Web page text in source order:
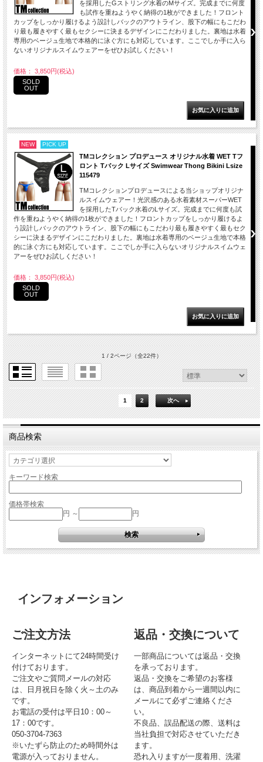
を採用したGストリング水着のMサイズ。完成までに何度
も試作を重ねようやく納得の1枚ができました！フロント
カップをしっかり履けるよう設計しバックのアウトライン、股下の幅にもこだわ
り最も履きやすく最もセクシーに決まるデザインにこだわりました。裏地は水着
専用のベージュ生地で本格的に泳ぐ方にも対応しています。ここでしか手に入ら
ないオリジナルスイムウェアーをぜひお試しください！
価格： 3,850円(税込)
SOLD
OUT
NEW PICK UP
TMコレクション プロデュース オリジナル水着 WET Tフ
ロント Tバック Lサイズ Swimwear Thong Bikini Lsize
115479
TMコレクションプロデュースによる当ショップオリジナ
ルスイムウェアー！光沢感のある水着素材スーパーWET
を採用したTバック水着のLサイズ。完成までに何度も試
作を重ねようやく納得の1枚ができました！フロントカップをしっかり履けるよ
う設計しバックのアウトライン、股下の幅にもこだわり最も履きやすく最もセク
シーに決まるデザインにこだわりました。裏地は水着専用のベージュ生地で本格
的に泳ぐ方にも対応しています。ここでしか手に入らないオリジナルスイムウェ
アーをぜひお試しください！
価格： 3,850円(税込)
SOLD
OUT
1 / 2ページ（全22件）
1 2 次へ
商品検索
キーワード検索
価格帯検索
円 ～
円
インフォメーション
ご注文方法
インターネットにて24時間受け
付けております。
ご注文やご質問メールの対応
は、日月祝日を除く火～土のみ
です。
お電話の受付は平日10：00～
17：00です。
050-3704-7363
※いたずら防止のため時間外は
電源が入っておりません。
返品・交換について
一部商品については返品・交換
を承っております。
返品・交換をご希望のお客様
は、商品到着から一週間以内に
メールにて必ずご連絡くださ
い。
不良品、誤品配送の際、送料は
当社負担で対応させていただき
ます。
恐れ入りますが一度着用、洗濯